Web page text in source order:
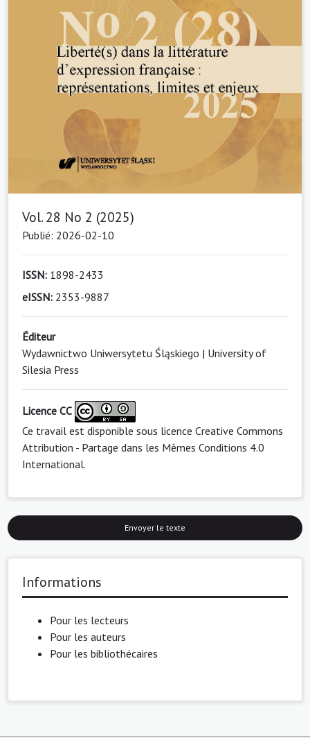
Vol. 28 No 2 (2025)
Publié: 2026-02-10
ISSN: 1898-2433
eISSN: 2353-9887
Éditeur
Wydawnictwo Uniwersytetu Śląskiego | University of
Silesia Press
Licence CC
Ce travail est disponible sous licence Creative Commons
Attribution - Partage dans les Mêmes Conditions 4.0
International.
Envoyer le texte
Informations
Pour les lecteurs
Pour les auteurs
Pour les bibliothécaires